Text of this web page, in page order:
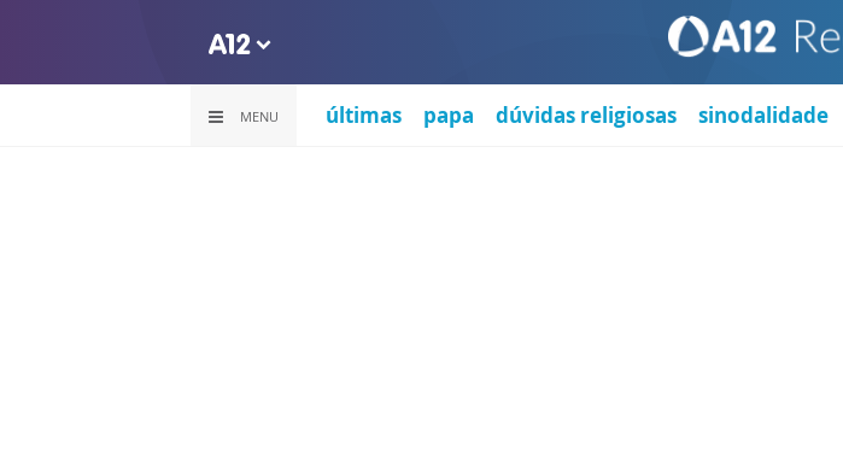
MENU últimas papa dúvidas religiosas sinodalidade